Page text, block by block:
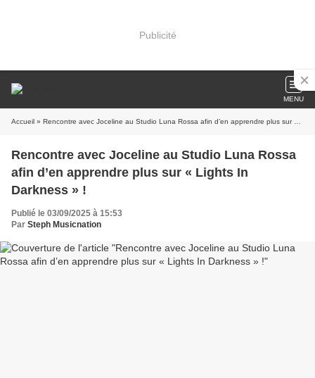
Publicité
MENU
Accueil » Rencontre avec Joceline au Studio Luna Rossa afin d’en apprendre plus sur « Lights In Darkness » !
Rencontre avec Joceline au Studio Luna Rossa
afin d’en apprendre plus sur « Lights In
Darkness » !
Publié le 03/09/2025 à 15:53
Par Steph Musicnation